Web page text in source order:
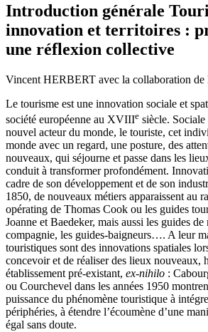
Introduction générale
innovation et territoires :
une réflexion collective
Vincent HERBERT avec la collaboration
Le tourisme est une innovation sociale et
société européenne au XVIIIe siècle.
nouvel acteur du monde, le touriste, cet
monde avec un regard, une posture, des
nouveaux, qui séjourne et passe dans les
conduit à transformer profondément.
cadre de son développement et de son
1850, de nouveaux métiers apparaissent au
opérating de Thomas Cook ou les guides
Joanne et Baedeker, mais aussi les guides
compagnie, les guides-baigneurs…. A leur
touristiques sont des innovations spatiales
concevoir et de réaliser des lieux nouveaux,
établissement pré-existant, ex-nihilo :
ou Courchevel dans les années 1950
puissance du phénomène touristique à
périphéries, à étendre l’écoumène d’une
égal sans doute.